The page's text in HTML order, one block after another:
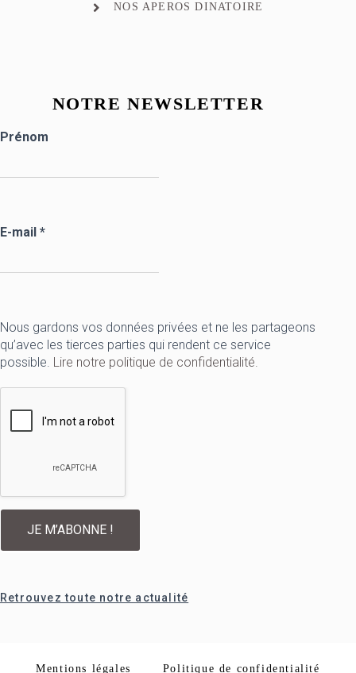
NOS APEROS DINATOIRE
NOTRE NEWSLETTER
Prénom
E-mail *
Nous gardons vos données privées et ne les partageons
qu’avec les tierces parties qui rendent ce service
possible. Lire notre politique de confidentialité.
Retrouvez toute notre actualité
Mentions légales Politique de confidentialité